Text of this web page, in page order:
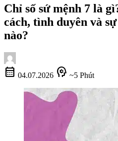
Chỉ số sứ mệnh 7 là
cách, tình duyên và
nào?
calendar_month 04.07.2026 psychology ~5 Phút